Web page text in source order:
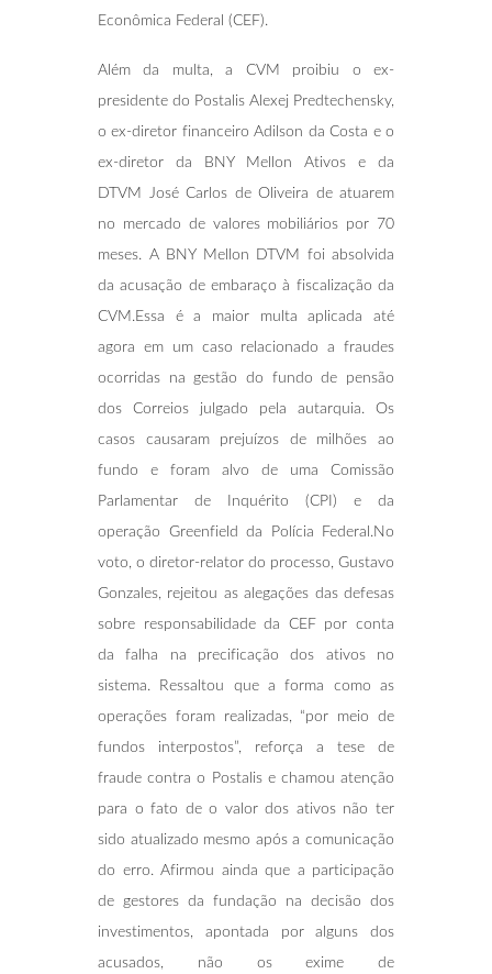
Econômica Federal (CEF).
Além da multa, a CVM proibiu o ex-
presidente do Postalis Alexej Predtechensky,
o ex-diretor financeiro Adilson da Costa e o
ex-diretor da BNY Mellon Ativos e da
DTVM José Carlos de Oliveira de atuarem
no mercado de valores mobiliários por 70
meses. A BNY Mellon DTVM foi absolvida
da acusação de embaraço à fiscalização da
CVM.Essa é a maior multa aplicada até
agora em um caso relacionado a fraudes
ocorridas na gestão do fundo de pensão
dos Correios julgado pela autarquia. Os
casos causaram prejuízos de milhões ao
fundo e foram alvo de uma Comissão
Parlamentar de Inquérito (CPI) e da
operação Greenfield da Polícia Federal.No
voto, o diretor-relator do processo, Gustavo
Gonzales, rejeitou as alegações das defesas
sobre responsabilidade da CEF por conta
da falha na precificação dos ativos no
sistema. Ressaltou que a forma como as
operações foram realizadas, “por meio de
fundos interpostos”, reforça a tese de
fraude contra o Postalis e chamou atenção
para o fato de o valor dos ativos não ter
sido atualizado mesmo após a comunicação
do erro. Afirmou ainda que a participação
de gestores da fundação na decisão dos
investimentos, apontada por alguns dos
acusados, não os exime de